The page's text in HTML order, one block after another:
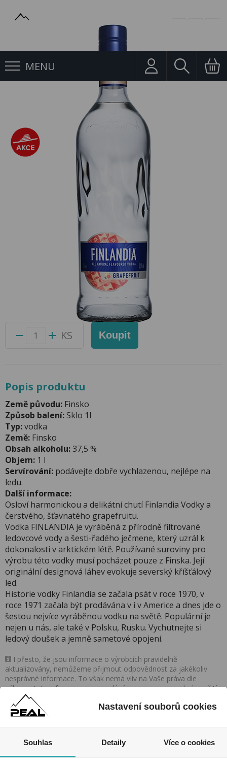
MENU
Vodka Finlandia Grapefruit 1l 37,5%
Vodka Finlandia Grapefruit 1l 37,5%
Přidat do oblíbených produktů
Foto produktu se může od skutečnosti mírně lišit.
41162400
KS Koupit
Popis produktu
Země původu: Finsko
Způsob balení:Sklo 1l
Typ:vodka
Země: Finsko
Obsah alkoholu:37,5 %
Objem: 1 l
Servírování: podávejte dobře vychlazenou, nejlépe na
ledu.
Další informace:
Osloví harmonickou a delikátní chutí Finlandia Vodky a
čerstvého, šťavnatého grapefruitu.
Vodka FINLANDIA je vyráběná z přírodně filtrované
ledovcové vody a šesti-řadého ječmene, který uzrál k
dokonalosti v arktickém létě. Používané suroviny pro
výrobu této vodky musí pocházet pouze z Finska. Její
originální designová láhev evokuje severský kříšťálový
led.
Historie vodky Finlandia se začala psát v roce 1970, v
roce 1971 začala být prodávána v i v Americe a dnes jde o
šestou nejvíce vyráběnou vodku na světě. Populární je
nejen u nás, ale také v Polsku, Rusku. Vychutnejte si
ledový doušek a jemně sametové opojení.
I přesto, že jsou informace o výrobcích pravidelně
aktualizovány, nemůžeme přijmout odpovědnost za jakékoliv
nesprávné informace. To však nemá vliv na Vaše práva dle
zákona. Tyto informace jsou podávány pouze pro osobní použití
a nemohou být jakkoliv kopírovány bez předchozího souhlasu
DonPealo ani bez řádného uvedení zdroje.
Nezmeškejte naše akce a slevy!
Nastavení souborů cookies
Souhlas Detaily Více o cookies